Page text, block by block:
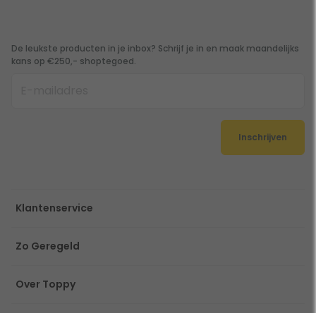
De leukste producten in je inbox? Schrijf je in en maak maandelijks
kans op €250,- shoptegoed.
Inschrijven
Klantenservice
Zo Geregeld
Over Toppy